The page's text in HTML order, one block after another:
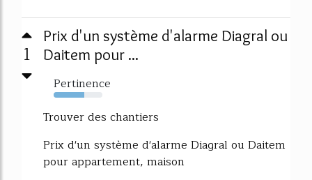
1
Prix d'un système d'alarme Diagral ou
Daitem pour ...
Pertinence
63%
Trouver des chantiers
Prix d'un système d'alarme Diagral ou Daitem
pour appartement, maison